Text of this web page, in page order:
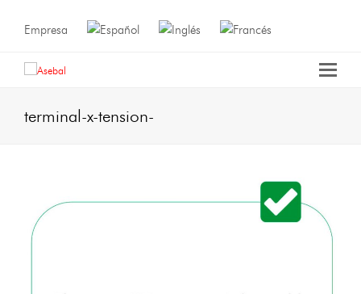
Empresa
terminal-x-tension-